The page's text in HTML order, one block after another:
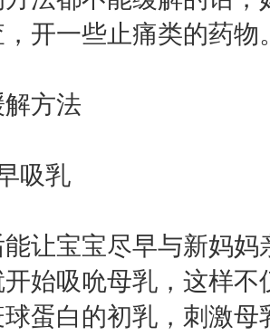
开一些止痛类的药物
方法
吸乳
让宝宝尽早与新妈
始吸吮母乳，这样
蛋白的初乳，刺激